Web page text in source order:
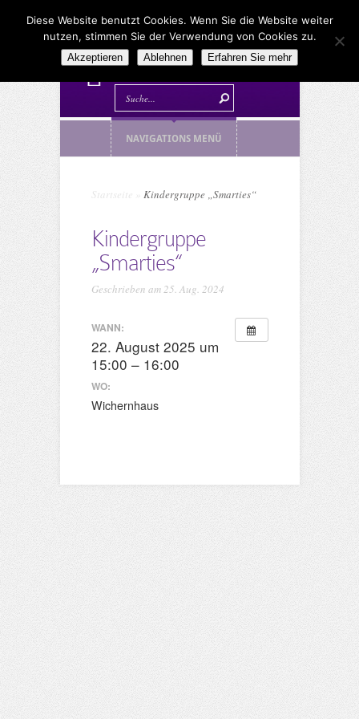
NAVIGATIONS MENÜ
Startseite Kindergruppe „Smarties“
Kindergruppe
„Smarties“
Geschrieben am 25. Aug. 2024
WANN:
22. August 2025 um
15:00 – 16:00
WO:
Wichernhaus
Diese Website benutzt Cookies. Wenn Sie die Website weiter
nutzen, stimmen Sie der Verwendung von Cookies zu.
Akzeptieren Ablehnen Erfahren Sie mehr